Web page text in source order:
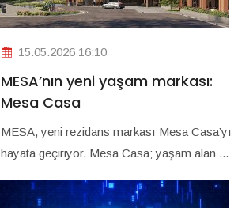
15.05.2026 16:10
MESA’nın yeni yaşam markası:
Mesa Casa
MESA, yeni rezidans markası Mesa Casa’yı
hayata geçiriyor. Mesa Casa; yaşam alan ...